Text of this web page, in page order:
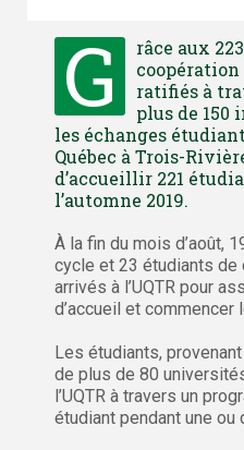
G
râce aux
ratifiés à
plus de
les échanges
Québec à Trois-
d’accueillir 221
l’automne 2019.
À la fin du mois d’août,
cycle et 23 étudiants
arrivés à l’UQTR pour
d’accueil et commencer
Les étudiants,
de plus de 80
l’UQTR à travers un
étudiant pendant une ou